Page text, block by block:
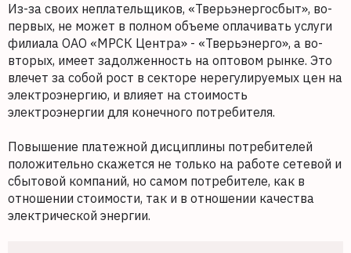
Из-за своих неплательщиков, «Тверьэнергосбыт», во-
первых, не может в полном объеме оплачивать услуги
филиала ОАО «МРСК Центра» - «Тверьэнерго», а во-
вторых, имеет задолженность на оптовом рынке. Это
влечет за собой рост в секторе нерегулируемых цен на
электроэнергию, и влияет на стоимость
электроэнергии для конечного потребителя.
Повышение платежной дисциплины потребителей
положительно скажется не только на работе сетевой и
сбытовой компаний, но самом потребителе, как в
отношении стоимости, так и в отношении качества
электрической энергии.